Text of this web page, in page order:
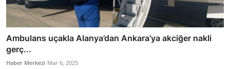
Ambulans uçakla Alanya’dan Ankara’ya akciğer nakli
gerç...
Haber Merkezi Mar 6, 2025